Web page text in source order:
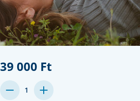
39 000 Ft
DECREASE
QUANTITY:
1
INCREASE
QUANTITY: